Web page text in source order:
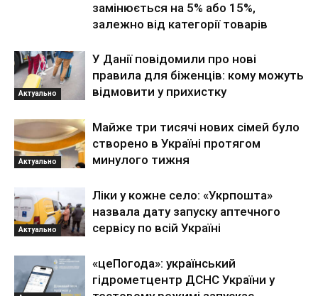
замінюється на 5% або 15%,
залежно від категорії товарів
Актуально
У Данії повідомили про нові
правила для біженців: кому можуть
відмовити у прихистку
Актуально
Майже три тисячі нових сімей було
створено в Україні протягом
минулого тижня
Актуально
Ліки у кожне село: «Укрпошта»
назвала дату запуску аптечного
сервісу по всій Україні
«цеПогода»: український
гідрометцентр ДСНС України у